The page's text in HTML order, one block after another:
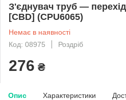
З'єднувач труб —
[CBD] (CPU6065)
Немає в наявності
Код: 08975
Роздріб
276 ₴
Опис Характеристики